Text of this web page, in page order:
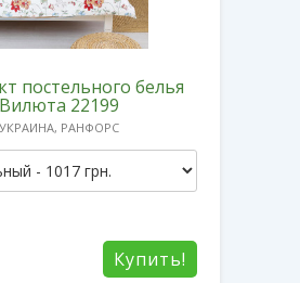
постельного белья
Вилюта 22199
УКРАИНА, РАНФОРС
Купить!